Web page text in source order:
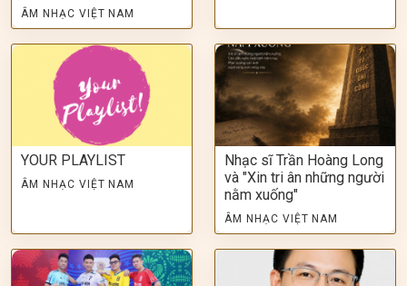
ÂM NHẠC VIỆT NAM
YOUR PLAYLIST
ÂM NHẠC VIỆT NAM
Nhạc sĩ Trần Hoàng Long
và "Xin tri ân những người
nằm xuống"
ÂM NHẠC VIỆT NAM